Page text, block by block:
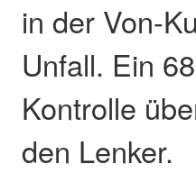
in der Von-
Unfall. Ein
Kontrolle
den Lenker.